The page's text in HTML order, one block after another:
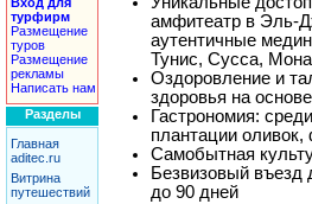
турфирм
Размещение
туров
Размещение
рекламы
Написать нам
Разделы
Главная
aditec.ru
Витрина
путешествий
амфитеатр в Эль-
аутентичные
Тунис, Сусса,
Оздоровление и
здоровья на
Гастрономия:
плантации оливок,
Самобытная
Безвизовый въезд
до 90 дней